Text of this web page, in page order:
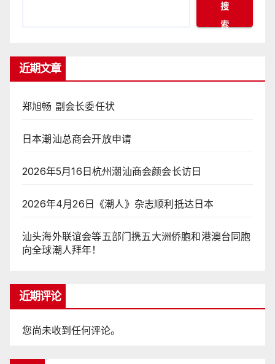
搜
索
近期文章
郑旭畅 副会长委任状
日本潮汕总商会开放申请
2026年5月16日杭州潮汕商会颜会长访日
2026年4月26日《潮人》杂志顺利抵达日本
汕头海外联谊会等五部门携五大洲侨胞和港澳台同胞
向全球潮人拜年！
近期评论
您尚未收到任何评论。